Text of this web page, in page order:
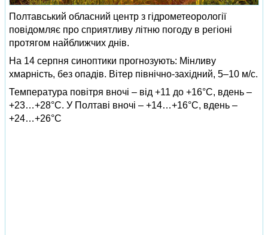
Полтавський обласний центр з гідрометеорології
повідомляє про сприятливу літню погоду в регіоні
протягом найближчих днів.
На 14 серпня синоптики прогнозують: Мінливу
хмарність, без опадів. Вітер північно-західний, 5–10 м/с.
Температура повітря вночі – від +11 до +16°C, вдень –
+23…+28°C. У Полтаві вночі – +14…+16°C, вдень –
+24…+26°C